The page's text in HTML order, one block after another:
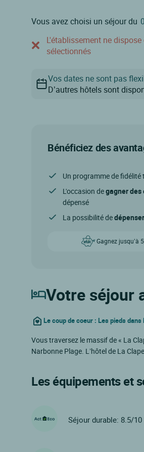
Vous avez choisi un séjour du
L'établissement ne
sélectionnés
Vos dates ne sont pas
D’autres hôtels sont
Bénéficiez des
Un programme de fidélité
L'occasion degagner des
dépensé
La possibilité de
Gagnez jusqu’à
Votre séjour
Le coup de coeur : Les pieds dans
Vous traversez le massif de « La
Narbonne Plage. L’hôtel de La
Les équipements et
Séjour durable: 8.5/10